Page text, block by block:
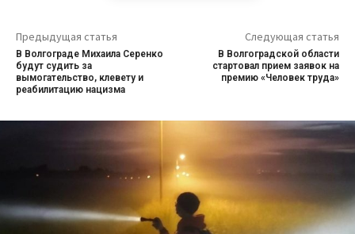
Предыдущая статья
В Волгограде Михаила Серенко
будут судить за
вымогательство, клевету и
реабилитацию нацизма
Следующая статья
В Волгоградской области
стартовал прием заявок на
премию «Человек труда»